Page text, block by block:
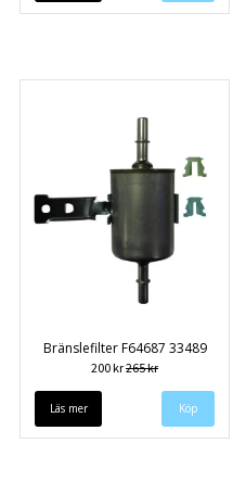
Bränslefilter F64687 33489
200 kr265 kr
Läs mer